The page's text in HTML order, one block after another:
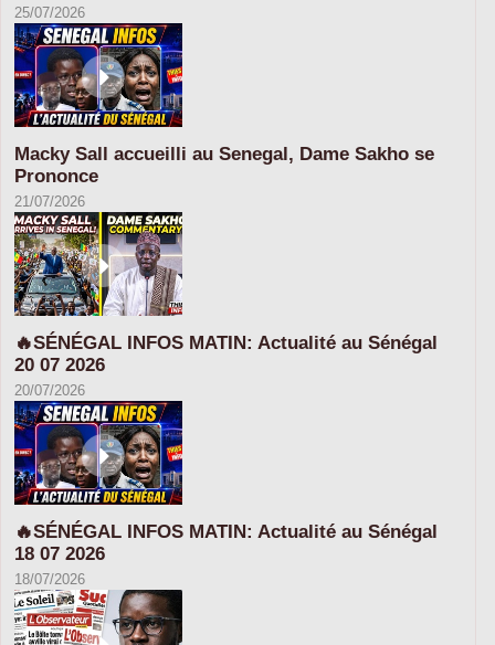
25/07/2026
Macky Sall accueilli au Senegal, Dame Sakho se
Prononce
21/07/2026
🔥SÉNÉGAL INFOS MATIN: Actualité au Sénégal
20 07 2026
20/07/2026
🔥SÉNÉGAL INFOS MATIN: Actualité au Sénégal
18 07 2026
18/07/2026